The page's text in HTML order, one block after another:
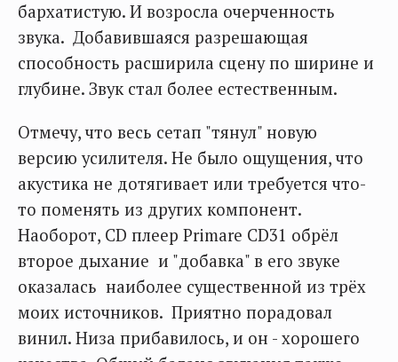
бархатистую. И возросла очерченность
звука. Добавившаяся разрешающая
способность расширила сцену по ширине и
глубине. Звук стал более естественным.
Отмечу, что весь сетап "тянул" новую
версию усилителя. Не было ощущения, что
акустика не дотягивает или требуется что-
то поменять из других компонент.
Наоборот, CD плеер Primare CD31 обрёл
второе дыхание и "добавка" в его звуке
оказалась наиболее существенной из трёх
моих источников. Приятно порадовал
винил. Низа прибавилось, и он - хорошего